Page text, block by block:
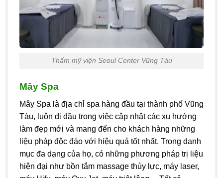
Thẩm mỹ viện Seoul Center Vũng Tàu
Mây Spa
Mây Spa là địa chỉ spa hàng đầu tại thành phố Vũng
Tàu, luôn đi đầu trong việc cập nhật các xu hướng
làm đẹp mới và mang đến cho khách hàng những
liệu pháp độc đáo với hiệu quả tốt nhất. Trong danh
mục đa dạng của họ, có những phương pháp trị liệu
hiện đại như bồn tắm massage thủy lực, máy laser,